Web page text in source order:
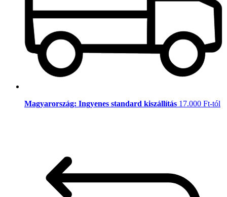
Magyarország: Ingyenes standard kiszállítás 17.000 Ft-tól